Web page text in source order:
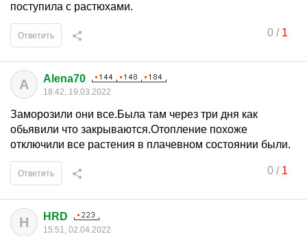
поступила с растюхами.
0/ 1
Ответить
A Alena70
18:42, 19.03.2022
Заморозили они все.Была там через три дня как
обьявили что закрываются.Отопление похоже
отключили все растения в плачевном состоянии были.
0/ 1
Ответить
H HRD
15:51, 02.04.2022